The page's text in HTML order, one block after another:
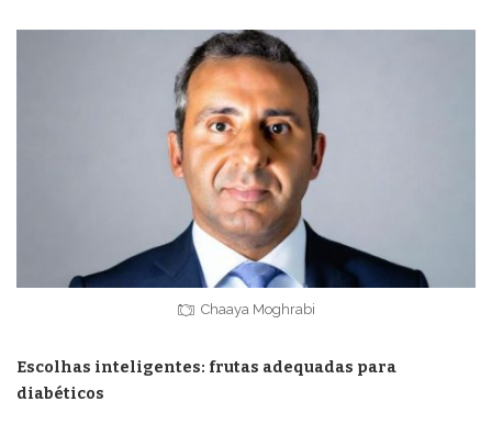
Chaaya Moghrabi
Escolhas inteligentes: frutas adequadas para
diabéticos